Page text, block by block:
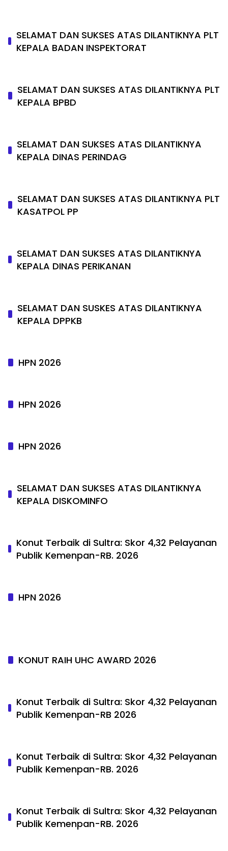
SELAMAT DAN SUKSES ATAS DILANTIKNYA PLT
KEPALA BADAN INSPEKTORAT
SELAMAT DAN SUKSES ATAS DILANTIKNYA PLT
KEPALA BPBD
SELAMAT DAN SUKSES ATAS DILANTIKNYA
KEPALA DINAS PERINDAG
SELAMAT DAN SUKSES ATAS DILANTIKNYA PLT
KASATPOL PP
SELAMAT DAN SUKSES ATAS DILANTIKNYA
KEPALA DINAS PERIKANAN
SELAMAT DAN SUSKES ATAS DILANTIKNYA
KEPALA DPPKB
HPN 2026
HPN 2026
HPN 2026
SELAMAT DAN SUKSES ATAS DILANTIKNYA
KEPALA DISKOMINFO
Konut Terbaik di Sultra: Skor 4,32 Pelayanan
Publik Kemenpan-RB. 2026
HPN 2026
KONUT RAIH UHC AWARD 2026
Konut Terbaik di Sultra: Skor 4,32 Pelayanan
Publik Kemenpan-RB 2026
Konut Terbaik di Sultra: Skor 4,32 Pelayanan
Publik Kemenpan-RB. 2026
Konut Terbaik di Sultra: Skor 4,32 Pelayanan
Publik Kemenpan-RB. 2026